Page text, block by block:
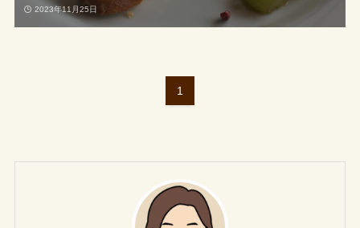
2023年11月25日
1